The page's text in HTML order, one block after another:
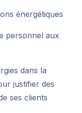
énergétiques
personnel aux
dans la
justifier des
ses clients